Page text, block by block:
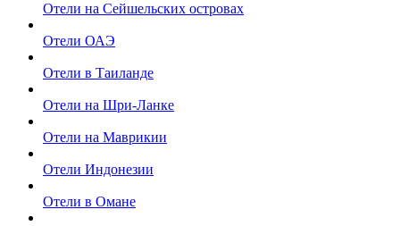
Отели на Сейшельских островах
Отели ОАЭ
Отели в Таиланде
Отели на Шри-Ланке
Отели на Маврикии
Отели Индонезии
Отели в Омане